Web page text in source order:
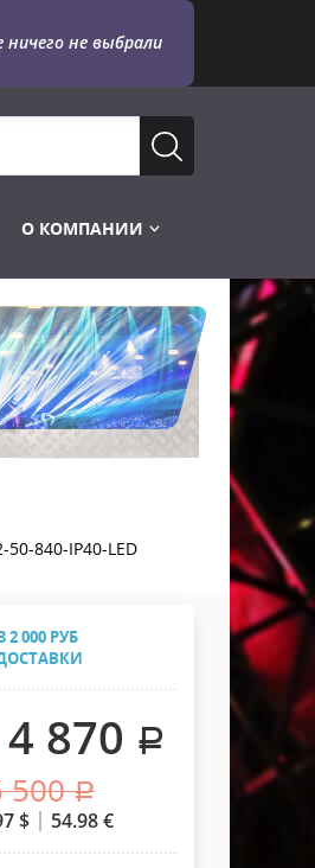
не выбрали
аппаратура
Страховка
Кейсы
ИДН
О КОМПАНИИ
840-IP40-LED
000 РУБ
4 870 .
500 .
$ 54.98€